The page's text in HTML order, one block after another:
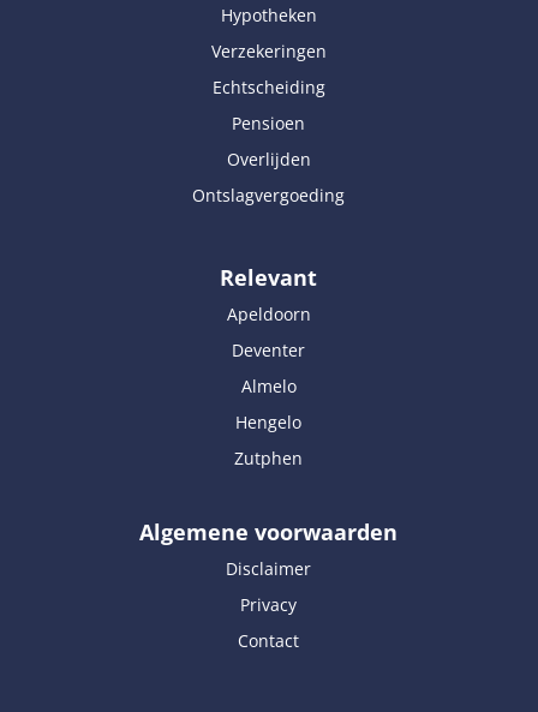
Hypotheken
Verzekeringen
Echtscheiding
Pensioen
Overlijden
Ontslagvergoeding
Relevant
Apeldoorn
Deventer
Almelo
Hengelo
Zutphen
Algemene voorwaarden
Disclaimer
Privacy
Contact